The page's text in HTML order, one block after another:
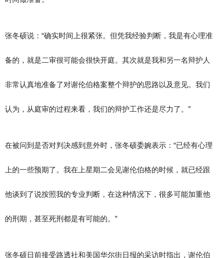
张冬硕说：“确实时间上很紧张。但凭我经验判断，我是有心理准
备的，就是二审很可能会很快开庭。其次就是我和另一名辩护人
非常认真地准备了对谢伦伯格案整个辩护的思路以及意见。我们
认为，从庭审的过程来看，我们的辩护工作还是尽力了。”
在被问到是否对判决感到意外时，张冬硕委婉表示：“已经有心理
上的一些预期了。我在上星期二会见谢伦伯格的时候，就已经跟
他谈到了说按照我的专业判断，在这种情况下，很多可能加重他
的刑期，甚至死刑都是有可能的。”
张冬硕日前接受路透社和美国华尔街日报的采访时指出，谢伦伯